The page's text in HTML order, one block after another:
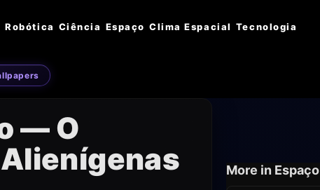
Robótica Ciência Espaço Clima Espacial Tecnologia
— O
More in Espaço